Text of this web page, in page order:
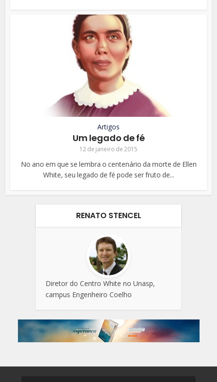
Artigos
Um legado de fé
12 de janeiro de 2015
No ano em que se lembra o centenário da morte de Ellen
White, seu legado de fé pode ser fruto de...
RENATO STENCEL
Diretor do Centro White no Unasp,
campus Engenheiro Coelho